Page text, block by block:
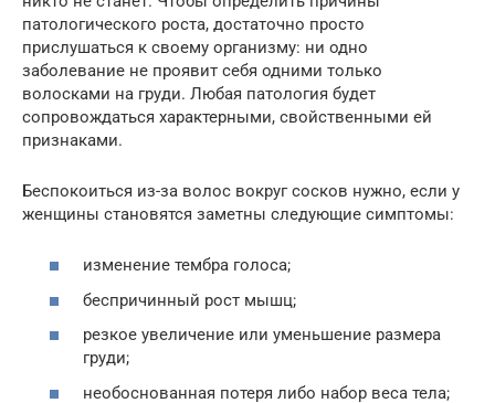
патологического роста, достаточно просто
прислушаться к своему организму: ни одно
заболевание не проявит себя одними только
волосками на груди. Любая патология будет
сопровождаться характерными, свойственными ей
признаками.
Беспокоиться из-за волос вокруг сосков нужно, если у
женщины становятся заметны следующие симптомы:
изменение тембра голоса;
беспричинный рост мышц;
резкое увеличение или уменьшение размера
груди;
необоснованная потеря либо набор веса тела;